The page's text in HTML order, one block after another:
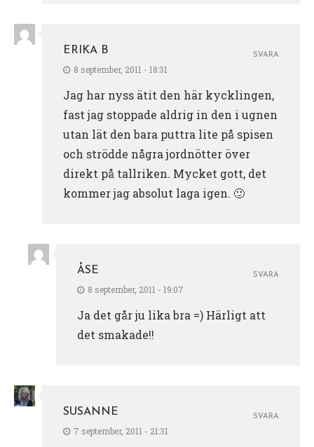
ERIKA B
8 september, 2011 - 18:31
Jag har nyss ätit den här kycklingen,
fast jag stoppade aldrig in den i ugnen
utan lät den bara puttra lite på spisen
och strödde några jordnötter över
direkt på tallriken. Mycket gott, det
kommer jag absolut laga igen. 🙂
SVARA
ÅSE
8 september, 2011 - 19:07
Ja det går ju lika bra =) Härligt att
det smakade!!
SVARA
SUSANNE
7 september, 2011 - 21:31
SVARA